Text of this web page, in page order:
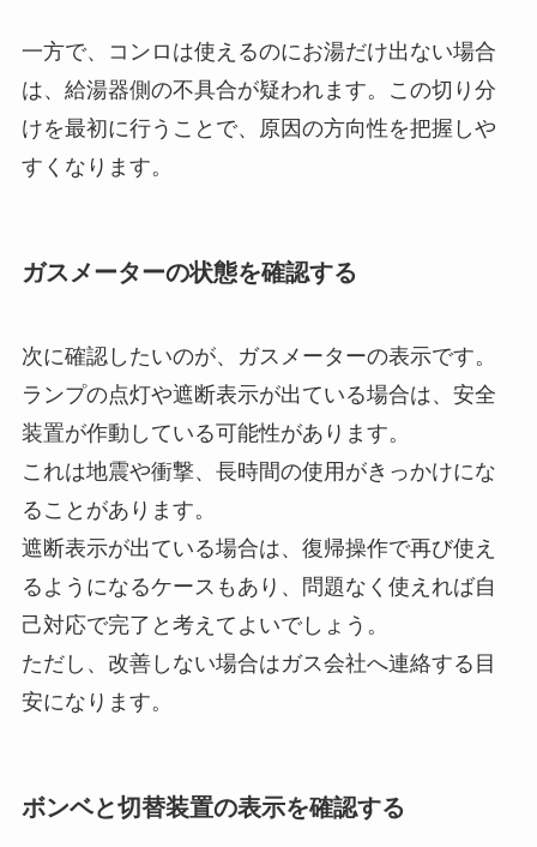
一方で、コンロは使えるのにお湯だけ出ない場合
は、給湯器側の不具合が疑われます。この切り分
けを最初に行うことで、原因の方向性を把握しや
すくなります。
ガスメーターの状態を確認する
次に確認したいのが、ガスメーターの表示です。
ランプの点灯や遮断表示が出ている場合は、安全
装置が作動している可能性があります。
これは地震や衝撃、長時間の使用がきっかけにな
ることがあります。
遮断表示が出ている場合は、復帰操作で再び使え
るようになるケースもあり、問題なく使えれば自
己対応で完了と考えてよいでしょう。
ただし、改善しない場合はガス会社へ連絡する目
安になります。
ボンベと切替装置の表示を確認する